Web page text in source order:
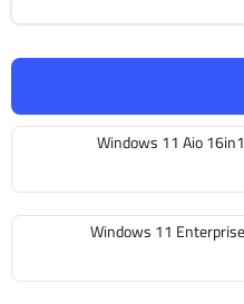
Windows 11 Aio
Windows 11